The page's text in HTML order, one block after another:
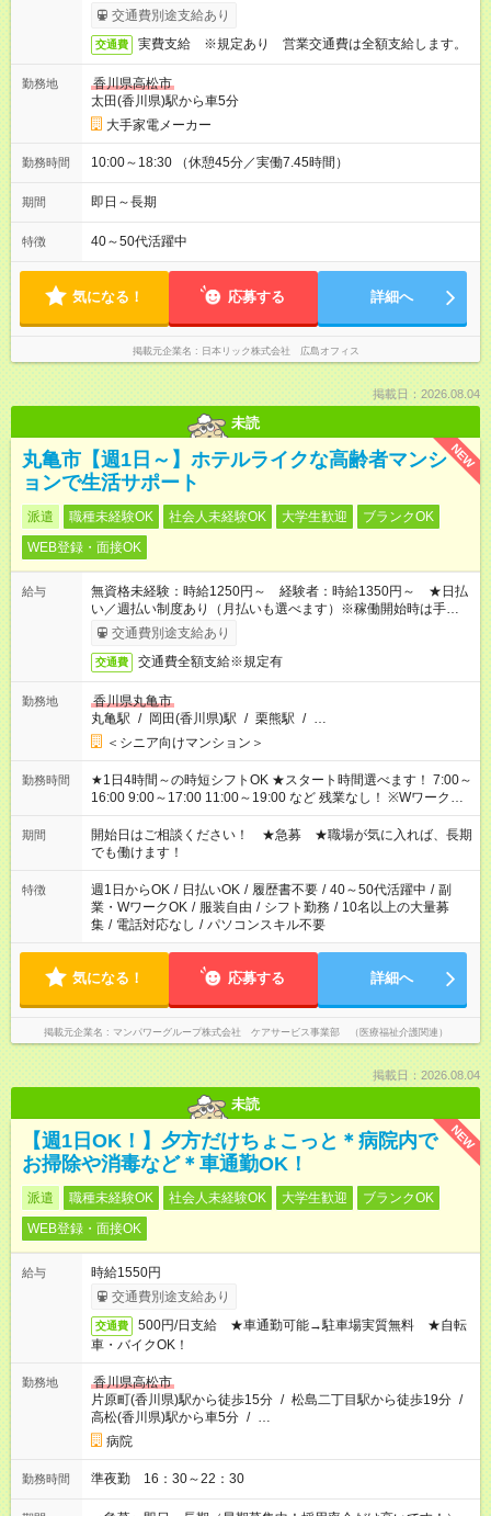
交通費別途支給あり
交通費 実費支給 ※規定あり 営業交通費は全額支給します。
勤務地
香川県高松市
太田(香川県)駅から車5分
大手家電メーカー
勤務時間 10:00～18:30 （休憩45分／実働7.45時間）
期間 即日～長期
特徴 40～50代活躍中
気になる！ 応募する 詳細へ
掲載元企業名 日本リック株式会社 広島オフィス
掲載日：2026.08.04
未読
NEW
丸亀市【週1日～】ホテルライクな高齢者マンシ
ョンで生活サポート
派遣 職種未経験OK 社会人未経験OK 大学生歓迎
ブランクOK
WEB登録・面接OK
給与
無資格未経験：時給1250円～ 経験者：時給1350円～ ★日払
い／週払い制度あり（月払いも選べます）※稼働開始時は手続き
完了次第のお支払いとなります。
交通費別途支給あり
交通費 交通費全額支給※規定有
勤務地
香川県丸亀市
丸亀駅 / 岡田(香川県)駅 / 栗熊駅 / …
＜シニア向けマンション＞
勤務時間
★1日4時間～の時短シフトOK ★スタート時間選べます！ 7:00～
16:00 9:00～17:00 11:00～19:00 など 残業なし！ ※Wワークの
場合、他のお仕事と合わせ週40時間超の就業はご案内できませ
ん ※法令に基づき、週20時間以上勤務は社会保険への加入対象
となります ※労働者派遣法（日雇い派遣の原則禁止）により、
短時間・短期間の就業はご案内が難しい場合があります
期間
開始日はご相談ください！ ★急募 ★職場が気に入れば、長期
でも働けます！
特徴 週1日からOK / 日払いOK / 履歴書不要 / 40～50代活躍中 / 副
業・WワークOK / 服装自由 / シフト勤務 / 10名以上の大量募
集 / 電話対応なし / パソコンスキル不要
気になる！ 応募する 詳細へ
掲載元企業名 マンパワーグループ株式会社 ケアサービス事業部 （医療福祉介護関連）
掲載日：2026.08.04
未読
NEW
【週1日OK！】夕方だけちょこっと＊病院内で
お掃除や消毒など＊車通勤OK！
派遣 職種未経験OK 社会人未経験OK 大学生歓迎
ブランクOK
WEB登録・面接OK
給与
時給1550円
交通費別途支給あり
交通費
500円/日支給 ★車通勤可能→駐車場実質無料 ★自転
車・バイクOK！
勤務地
香川県高松市
片原町(香川県)駅から徒歩15分 / 松島二丁目駅から徒歩19分 /
高松(香川県)駅から車5分 / …
病院
勤務時間 準夜勤 16：30～22：30